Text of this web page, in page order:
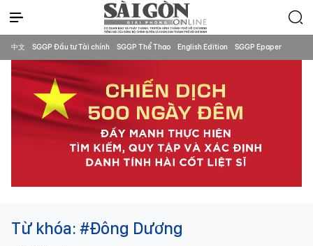
中文 SGGP Đầu tư Tài chính SGGP Thể Thao English Edition SGGP Epaper
Từ khóa: #Đông Dương